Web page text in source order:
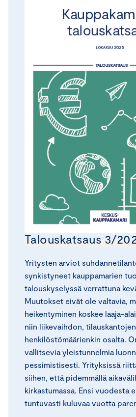
Talouskatsaus 3/
Yritysten arviot
synkistyneet kauppamarien
talouskyselyssä verrattuna
Muutokset eivät ole valtavia,
heikentyminen koskee laaja-
niin liikevaihdon,
henkilöstömäärienkin osalta.
vallitsevia yleistunnelmia
pessimistisesti. Yrityksissä
siihen, että pidemmällä
kirkastumassa. Ensi vuodesta
tuntuvasti kuluvaa vuotta